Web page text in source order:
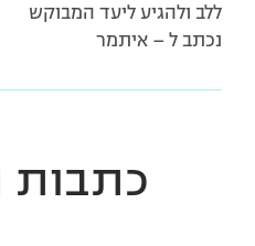
ללב ולהגיע ליעד המבוקש
נכתב ל – איתמר
כתבות